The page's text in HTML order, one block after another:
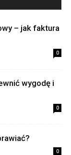
– jak faktura
0
wygodę i
0
0